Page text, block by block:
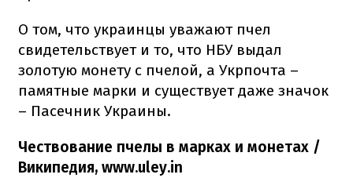
О том, что украинцы уважают пчел
свидетельствует и то, что НБУ выдал
золотую монету с пчелой, а Укрпочта –
памятные марки и существует даже значок
– Пасечник Украины.
Чествование пчелы в марках и монетах /
Википедия, www.uley.in